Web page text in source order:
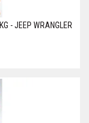
- JEEP WRANGLER